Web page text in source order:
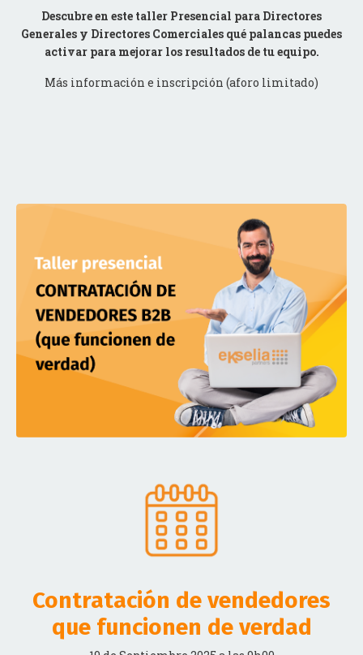
Generales y Directores Comerciales qué palancas puedes
activar para mejorar los resultados de tu equipo.
Más información e inscripción (aforo limitado)
que funcionen de verdad
19 de Septiembre 2025 a las 9h00